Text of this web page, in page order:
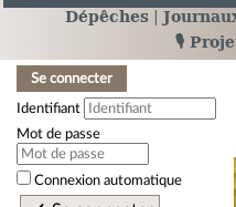
Dépêches
🎙️
Se connecter
Identifiant
Mot de passe
Connexion automatique